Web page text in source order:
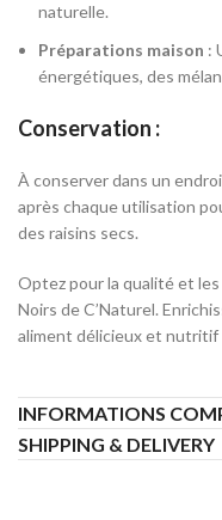
naturelle.
Préparations maison :
énergétiques, des
Conservation :
À conserver dans un
après chaque utilisation
des raisins secs.
Optez pour la qualité et
Noirs de C’Naturel.
aliment délicieux et nutritif
INFORMATIONS
SHIPPING & DELIVERY